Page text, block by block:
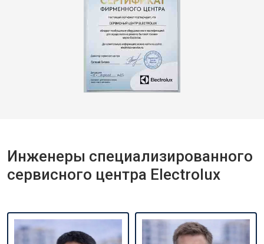
Инженеры специализированного
сервисного центра Electrolux